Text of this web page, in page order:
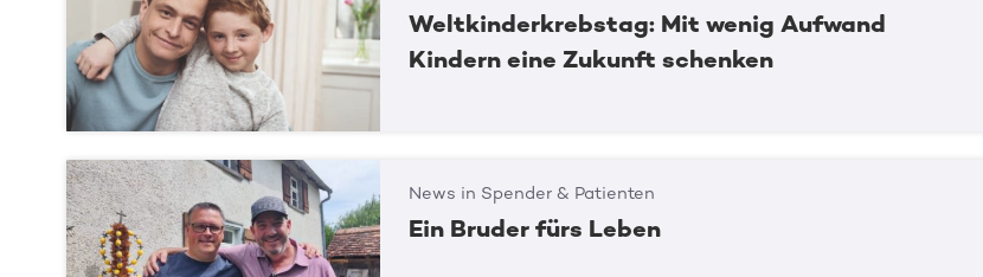
Weltkinderkrebstag: Mit wenig Aufwand
Kindern eine Zukunft schenken
News in Spender & Patienten
Ein Bruder fürs Leben